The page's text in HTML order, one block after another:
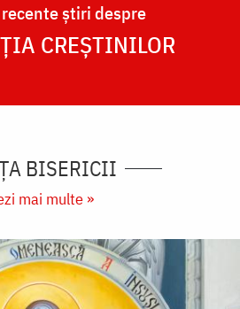
știri despre
CREȘTINILOR
BISERICII
mai multe »